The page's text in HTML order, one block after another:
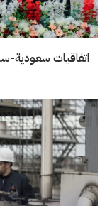
اتفاقيات سعودية-